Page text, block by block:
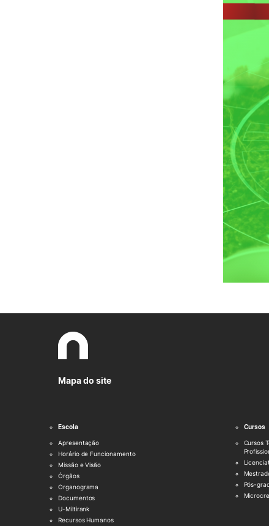
Mapa do site
Escola
Apresentação
Horário de Funcionamento
Missão e Visão
Órgãos
Organograma
Documentos
U-Miltirank
Recursos Humanos
Cursos
Cursos
Pós-